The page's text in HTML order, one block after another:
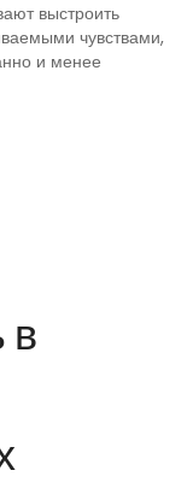
выстроить
чувствами,
и менее
в